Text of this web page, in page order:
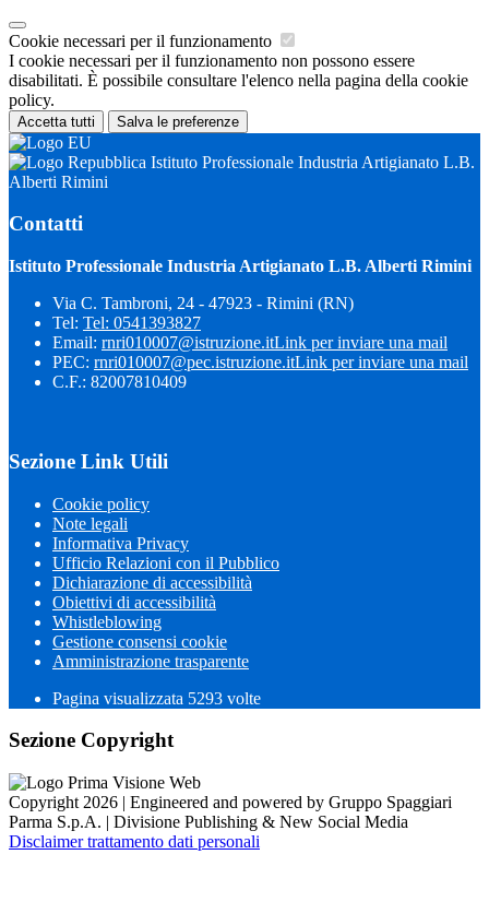
Cookie necessari per il funzionamento
I cookie necessari per il funzionamento non possono essere
disabilitati. È possibile consultare l'elenco nella pagina della cookie
policy.
Accetta tutti Salva le preferenze
Istituto Professionale Industria Artigianato L.B.
Alberti Rimini
Contatti
Istituto Professionale Industria Artigianato L.B. Alberti Rimini
Via C. Tambroni, 24 - 47923 - Rimini (RN)
Tel: Tel: 0541393827
Email: rnri010007@istruzione.itLink per inviare una mail
PEC: rnri010007@pec.istruzione.itLink per inviare una mail
C.F.: 82007810409
Sezione Link Utili
Cookie policy
Note legali
Informativa Privacy
Ufficio Relazioni con il Pubblico
Dichiarazione di accessibilità
Obiettivi di accessibilità
Whistleblowing
Gestione consensi cookie
Amministrazione trasparente
Pagina visualizzata 5293 volte
Sezione Copyright
Copyright 2026 | Engineered and powered by Gruppo Spaggiari
Parma S.p.A. | Divisione Publishing & New Social Media
Disclaimer trattamento dati personali